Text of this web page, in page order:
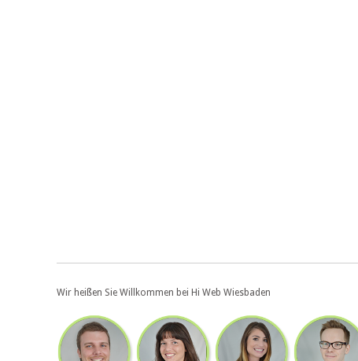
Wir heißen Sie Willkommen bei Hi Web Wiesbaden